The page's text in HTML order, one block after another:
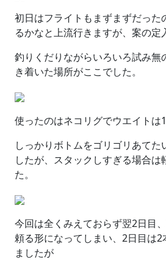
初日はフライトもまずまずだった
るかなと上流行きますが、案の定
釣りくだりながらいろいろ試み無
き着いた場所がここでした。
使ったのはネコリグでウエイトは
しっかりボトムをゴリゴリあてた
したが、スタックしすぎる場合は
た。
今回は全くみえておらず翌2日目
頼る形になってしまい、2日目は
ましたが